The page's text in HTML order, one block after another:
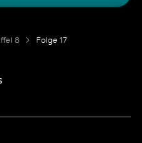
8 Folge 17